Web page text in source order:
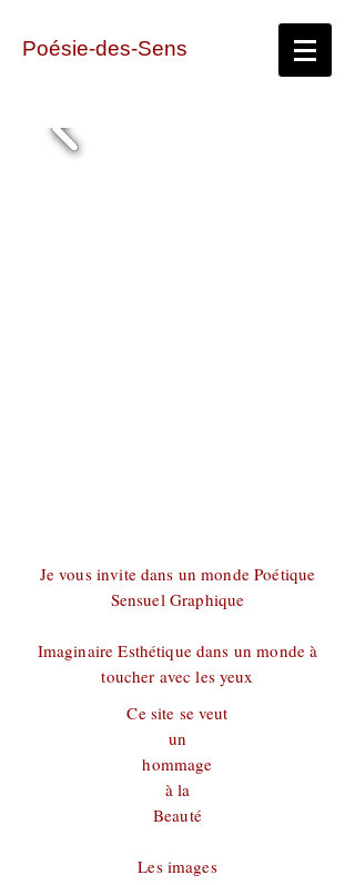
Poésie-des-Sens
Je vous invite dans un monde Poétique
Sensuel Graphique
Imaginaire Esthétique dans un monde à
toucher avec les yeux
Ce site se veut
un
hommage
à la
Beauté
Les images